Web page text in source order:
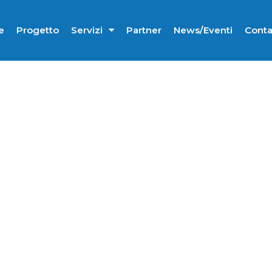
Progetto Servizi Partner News/Eventi